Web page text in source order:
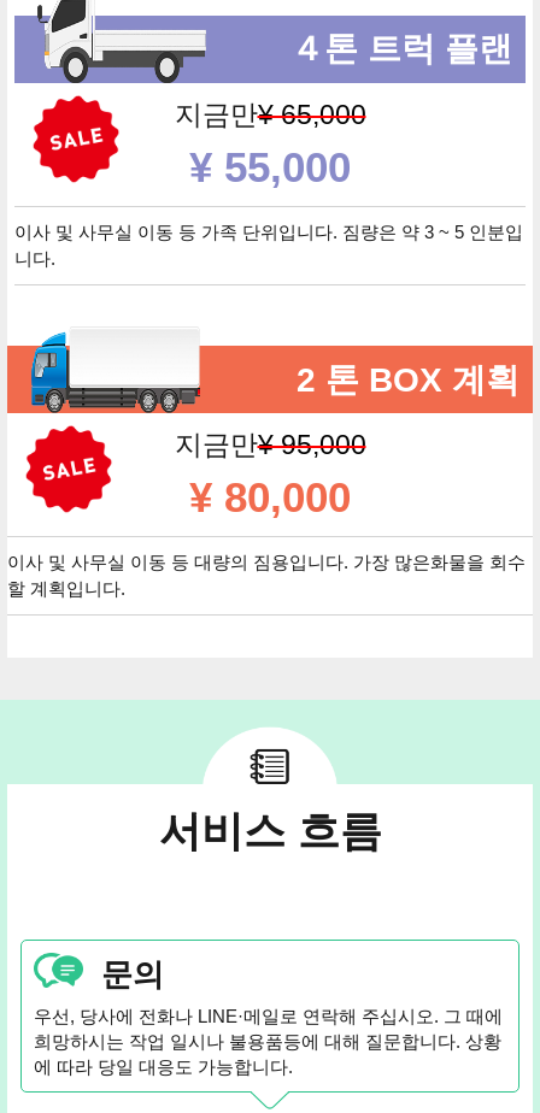
４톤 트럭 플랜
지금만¥ 65,000
¥ 55,000
이사 및 사무실 이동 등 가족 단위입니다. 짐량은 약 3 ~ 5 인분입
니다.
2 톤 BOX 계획
지금만¥ 95,000
¥ 80,000
이사 및 사무실 이동 등 대량의 짐용입니다. 가장 많은화물을 회수
할 계획입니다.
서비스 흐름
문의
우선, 당사에 전화나 LINE·메일로 연락해 주십시오. 그 때에
희망하시는 작업 일시나 불용품등에 대해 질문합니다. 상황
에 따라 당일 대응도 가능합니다.